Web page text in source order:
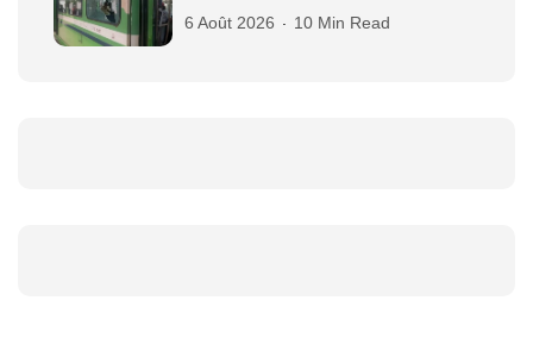
6 Août 2026 10 Min Read